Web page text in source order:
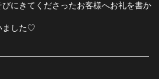
にきてくださったお客様へお礼を書か
ました♡